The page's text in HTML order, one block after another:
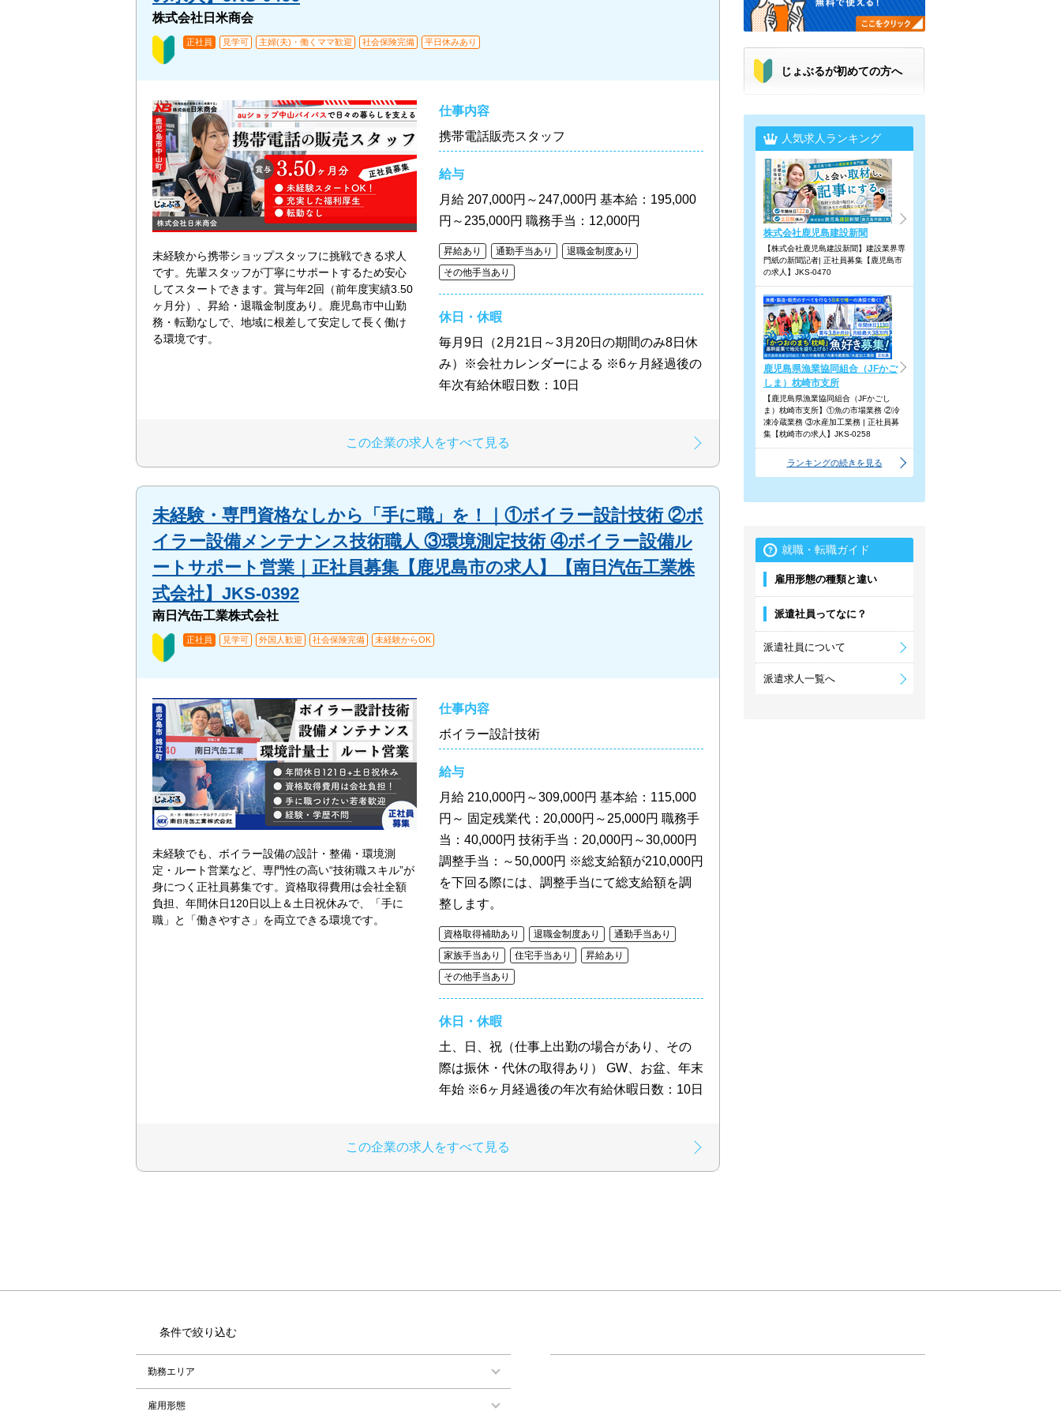
株式会社日米商会
正社員 見学可 主婦(夫)・働くママ歓迎 社会保険完備 平日休みあり
未経験から携帯ショップスタッフに挑戦できる求人
です。先輩スタッフが丁寧にサポートするため安心
してスタートできます。賞与年2回（前年度実績3.50
ヶ月分）、昇給・退職金制度あり。鹿児島市中山勤
務・転勤なしで、地域に根差して安定して長く働け
る環境です。
仕事内容
携帯電話販売スタッフ
給与
月給 207,000円～247,000円 基本給：195,000
円～235,000円 職務手当：12,000円
昇給あり 通勤手当あり
退職金制度あり
その他手当あり
休日・休暇
毎月9日（2月21日～3月20日の期間のみ8日休
み）※会社カレンダーによる ※6ヶ月経過後の
年次有給休暇日数：10日
この企業の求人をすべて見る
未経験・専門資格なしから「手に職」を！｜①ボイラー設計技術 ②ボ
イラー設備メンテナンス技術職人 ③環境測定技術 ④ボイラー設備ル
ートサポート営業｜正社員募集【鹿児島市の求人】【南日汽缶工業株
式会社】JKS-0392
南日汽缶工業株式会社
正社員 見学可 外国人歓迎 社会保険完備 未経験からOK
未経験でも、ボイラー設備の設計・整備・環境測
定・ルート営業など、専門性の高い“技術職スキル”が
身につく正社員募集です。資格取得費用は会社全額
負担、年間休日120日以上＆土日祝休みで、「手に
職」と「働きやすさ」を両立できる環境です。
仕事内容
ボイラー設計技術
給与
月給 210,000円～309,000円 基本給：115,000
円～ 固定残業代：20,000円～25,000円 職務手
当：40,000円 技術手当：20,000円～30,000円
調整手当：～50,000円 ※総支給額が210,000円
を下回る際には、調整手当にて総支給額を調
整します。
資格取得補助あり 退職金制度あり
通勤手当あり
家族手当あり
住宅手当あり
昇給あり
その他手当あり
休日・休暇
土、日、祝（仕事上出勤の場合があり、その
際は振休・代休の取得あり） GW、お盆、年末
年始 ※6ヶ月経過後の年次有給休暇日数：10日
この企業の求人をすべて見る
じょぶるが初めての方へ
人気求人ランキング
株式会社鹿児島建設新聞
【株式会社鹿児島建設新聞】建設業界専
門紙の新聞記者| 正社員募集【鹿児島市
の求人】JKS-0470
鹿児島県漁業協同組合（JFかご
しま）枕崎市支所
【鹿児島県漁業協同組合（JFかごし
ま）枕崎市支所】①魚の市場業務 ②冷
凍冷蔵業務 ③水産加工業務 | 正社員募
集【枕崎市の求人】JKS-0258
ランキングの続きを見る
就職・転職ガイド
雇用形態の種類と違い
派遣社員ってなに？
派遣社員について
派遣求人一覧へ
条件で絞り込む
勤務エリア
雇用形態